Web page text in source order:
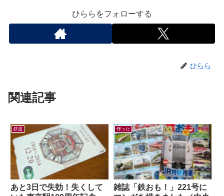
ひららをフォローする
ひらら
関連記事
鉄道
あと3日で失効！失くして
作った
雑誌「鉄おも！」221号に